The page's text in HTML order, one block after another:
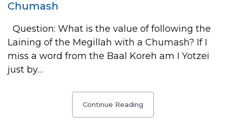
Chumash
Question: What is the value of following the
Laining of the Megillah with a Chumash? If I
miss a word from the Baal Koreh am I Yotzei
just by…
Continue Reading